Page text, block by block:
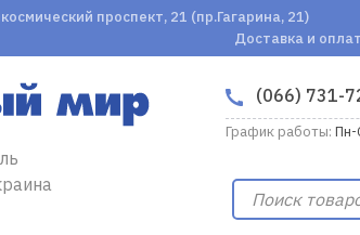
проспект, 21 (пр.Гагарина, 21)
Доставка и
(066) 731-
График работы: